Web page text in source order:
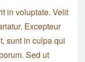
in voluptate. Velit
Excepteur
sunt in culpa qui
Sed ut